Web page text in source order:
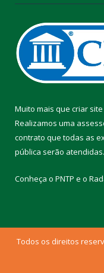
Muito mais que criar site
Realizamos uma
contrato que todas as
pública serão atendidas.
Conheça o PNTP e o
Todos os direitos